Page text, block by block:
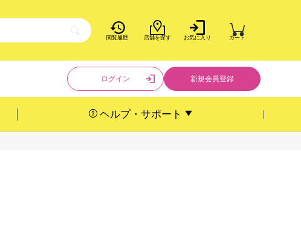
閲覧履歴 店舗を探す お気に入り カート
ログイン 新規会員登録
ヘルプ・サポート